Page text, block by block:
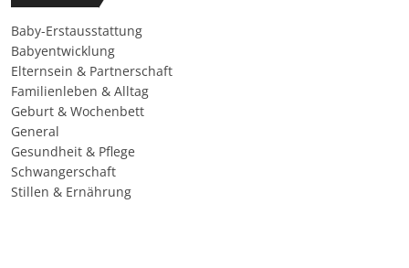
Baby-Erstausstattung
Babyentwicklung
Elternsein & Partnerschaft
Familienleben & Alltag
Geburt & Wochenbett
General
Gesundheit & Pflege
Schwangerschaft
Stillen & Ernährung